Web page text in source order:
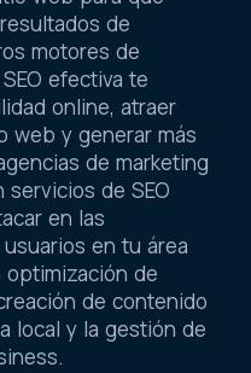
de
motores de
efectiva te
online, atraer
web y generar más
de marketing
de SEO
en las
en tu área
optimización de
de contenido
local y la gestión de